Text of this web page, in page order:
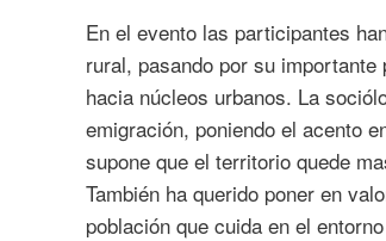
En el evento las participantes
rural, pasando por su
hacia núcleos urbanos. La
emigración, poniendo el acento
supone que el territorio quede
También ha querido poner en
población que cuida en el